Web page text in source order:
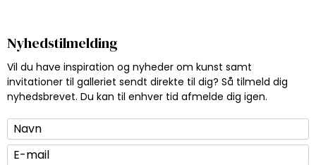
Nyhedstilmelding
Vil du have inspiration og nyheder om kunst samt
invitationer til galleriet sendt direkte til dig? Så tilmeld dig
nyhedsbrevet. Du kan til enhver tid afmelde dig igen.